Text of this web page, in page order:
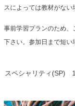
スによっては教材がな
事前学習プランのため
下さい。参加日まで短い
スペシャリティ(SP)